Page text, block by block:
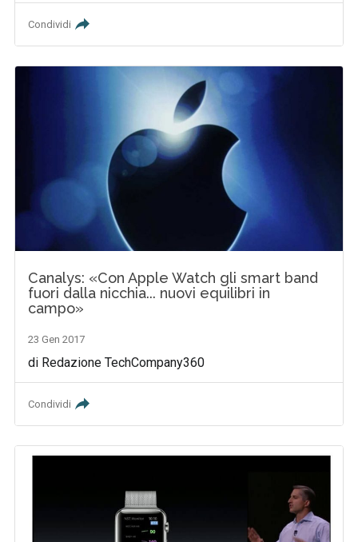
Condividi
Canalys: «Con Apple Watch gli smart band
fuori dalla nicchia... nuovi equilibri in
campo»
23 Gen 2017
di Redazione TechCompany360
Condividi